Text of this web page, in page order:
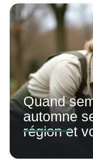
Quand
automne
région et